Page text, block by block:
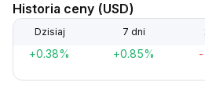
Historia ceny (USD)
Dzisiaj 7 dni
+0.38% +0.85%